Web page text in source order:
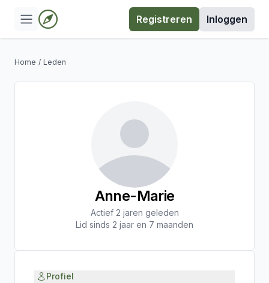
Registreren Inloggen
Home / Leden
Anne-Marie
Actief 2 jaren geleden
Lid sinds 2 jaar en 7 maanden
Profiel